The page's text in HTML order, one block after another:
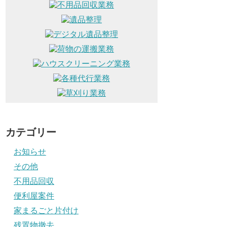
カテゴリー
お知らせ
その他
不用品回収
便利屋案件
家まるごと片付け